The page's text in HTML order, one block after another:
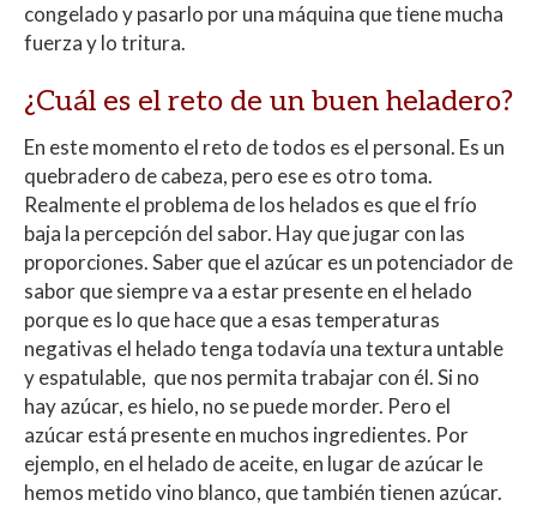
congelado y pasarlo por una máquina que tiene mucha
fuerza y lo tritura.
¿Cuál es el reto de un buen heladero?
En este momento el reto de todos es el personal. Es un
quebradero de cabeza, pero ese es otro toma.
Realmente el problema de los helados es que el frío
baja la percepción del sabor. Hay que jugar con las
proporciones. Saber que el azúcar es un potenciador de
sabor que siempre va a estar presente en el helado
porque es lo que hace que a esas temperaturas
negativas el helado tenga todavía una textura untable
y espatulable, que nos permita trabajar con él. Si no
hay azúcar, es hielo, no se puede morder. Pero el
azúcar está presente en muchos ingredientes. Por
ejemplo, en el helado de aceite, en lugar de azúcar le
hemos metido vino blanco, que también tienen azúcar.